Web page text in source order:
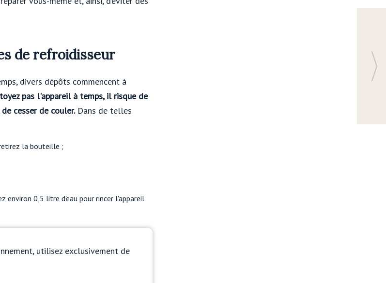
de refroidisseur
divers dépôts commencent à
pas l'appareil à temps, il risque de
cesser de couler.Dans de telles
la bouteille ;
environ 0,5 litre d'eau pour rincer l'appareil
utilisez exclusivement de